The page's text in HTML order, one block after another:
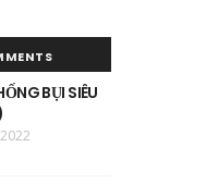
BỤI SIÊU